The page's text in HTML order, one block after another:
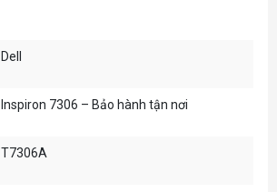
Dell
Inspiron 7306 – Bảo hành tận nơi
T7306A